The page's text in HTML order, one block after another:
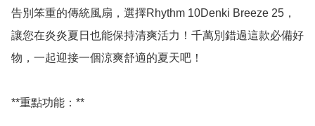
告別笨重的傳統風扇，選擇Rhythm 10Denki Breeze 25，
讓您在炎炎夏日也能保持清爽活力！千萬別錯過這款必備好
物，一起迎接一個涼爽舒適的夏天吧！
**重點功能：**